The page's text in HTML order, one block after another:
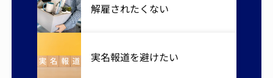
解雇されたくない
実名報道を避けたい